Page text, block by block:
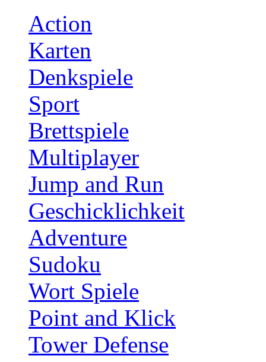
Action
Karten
Denkspiele
Sport
Brettspiele
Multiplayer
Jump and Run
Geschicklichkeit
Adventure
Sudoku
Wort Spiele
Point and Klick
Tower Defense